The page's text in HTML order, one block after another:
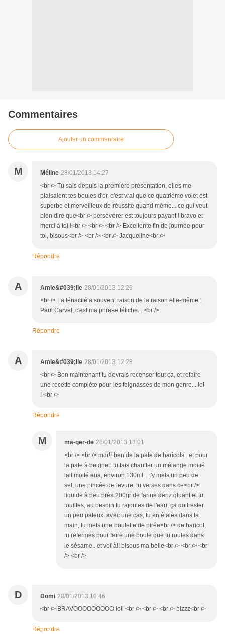
Commentaires
Ajouter un commentaire
M Méline 28/01/2013 14:27
<br /> Tu sais depuis la première présentation, elles me
plaisaient tes boules d'or, c'est vrai que ce quatrième volet est
superbe et merveilleux de réussite quand même... ce qui veut
bien dire que<br /> persévérer est toujours payant ! bravo et
merci à toi !<br /> <br /> <br /> Excellente fin de journée pour
toi, bisous<br /> <br /> <br /> Jacqueline<br />
Répondre
A Amie&#039;lie 28/01/2013 12:29
<br /> La ténacité a souvent raison de la raison elle-même :
Paul Carvel, c'est ma phrase fétiche... <br />
Répondre
A Amie&#039;lie 28/01/2013 12:28
<br /> Bon maintenant tu devrais recenser tout ça, et refaire
une recette complète pour les feignasses de mon genre... lol
! <br />
Répondre
M ma-ger-de 28/01/2013 13:01
<br /> <br /> mdr!! ben de la pate de haricots.. et pour
la pate à beignet: tu fais chauffer un mélange moitié
lait moité eua, environ 130ml... t'y mets un peu de
sel, une pincée de levure. tu verses dans ce<br />
liquide à peu près 200gr de farine deriz gluant et tu
touilles, au besoin tu rajoutes de l'eau, ça doitrester
un peu pateux. avec une cas, tu en étales dans ta
main, tu mets une boulette de pirée<br /> de haricot,
tu refermes pour faire une boule que tu roules dans
le sésame.. et voilà!! bisous ma belle<br /> <br /> <br
/> <br />
D Domi 28/01/2013 10:46
<br /> BRAVOOOOOOOOO loll <br /> <br /> <br /> bizzz<br />
Répondre